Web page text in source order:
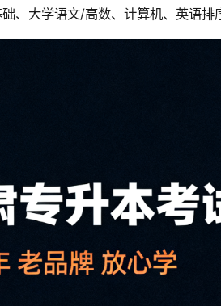
、大学语文/高数、计算机、英语排